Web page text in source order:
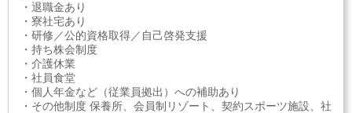
・退職金あり
・寮社宅あり
・研修／公的資格取得／自己啓発支援
・持ち株会制度
・介護休業
・社員食堂
・個人年金など（従業員拠出）への補助あり
・その他制度 保養所、会員制リゾート、契約スポーツ施設、社